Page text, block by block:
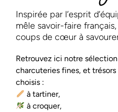
Inspirée par l’esprit
mêle savoir-faire
coups de cœur à
Retrouvez ici notre
charcuteries fines, et
choisis :
à tartiner,
à croquer,